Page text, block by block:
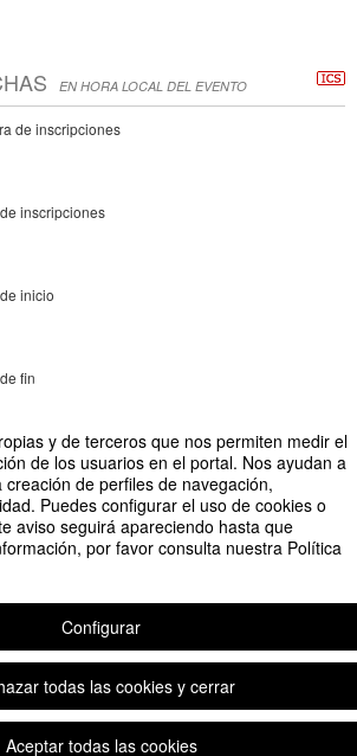
y de terceros que nos permiten medir el
de los usuarios en el portal. Nos ayudan a
de perfiles de navegación,
Puedes configurar el uso de cookies o
aviso seguirá apareciendo hasta que
por favor consulta nuestra Política
Configurar
todas las cookies y cerrar
Aceptar todas las cookies
EN HORA LOCAL DEL EVENTO
de inscripciones
inscripciones
inicio
fin
ante los nuevos retos sociales
Plataforma de organización de eventos Symposium
Copyright © 2026